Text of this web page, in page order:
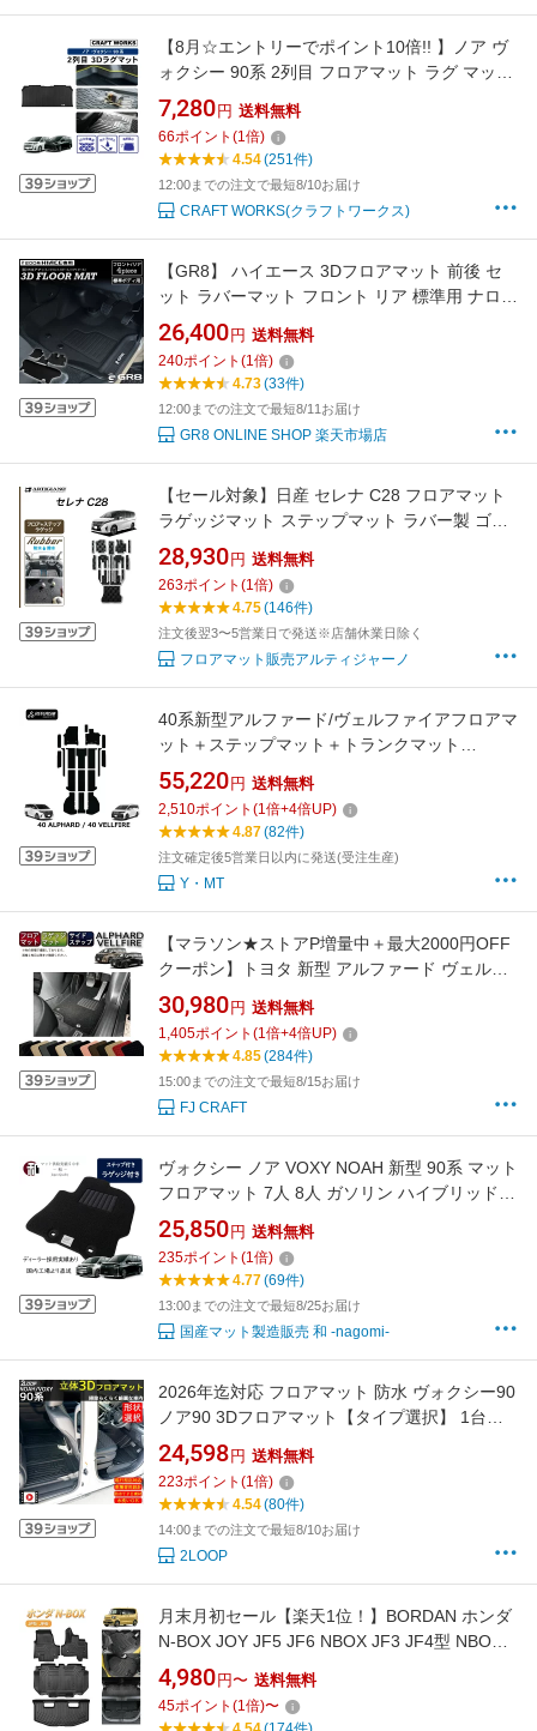
【8月☆エントリーでポイント10倍!! 】ノア ヴ
ォクシー 90系 2列目 フロアマット ラグ マット
2列目 フロア ラゲッジ マット 3D 新型 防水 汚
れ 防止 傷 90 キズ カスタム アクセサリー トヨ
タ TOYOTA NOAH VOXY ヴォクシー
7,280 円 送料無料
66ポイント (1倍)
4.54(251件)
12:00までの注文で最短8/10お届け
CRAFT WORKS(クラフトワークス)
【GR8】 ハイエース 3Dフロアマット 前後 セ
ット ラバーマット フロント リア 標準用 ナロー
専用設計 立体構造 水で丸洗いOK 簡単取付 カ
スタム パーツ 防汚 レジャー スーパーGL ダー
クプライム 新型 9型 装着可能
26,400 円 送料無料
240ポイント (1倍)
4.73(33件)
12:00までの注文で最短8/11お届け
GR8 ONLINE SHOP 楽天市場店
【セール対象】日産 セレナ C28 フロアマット
ラゲッジマット ステップマット ラバー製 ゴム
防水 撥水 e power e 4orce ガソリン車 トラン
ク エントランス ゴム カーマット 車 eパワー カ
ー用品 内装パーツ カスタム 送料無料
28,930 円 送料無料
263ポイント (1倍)
4.75(146件)
注文後翌3〜5営業日で発送※店舗休業日除く
フロアマット販売アルティジャーノ
40系新型アルファード/ヴェルファイアフロアマ
ット＋ステップマット＋トランクマット
ASTERISMシリーズ（アステリズム）
55,220 円 送料無料
2,510ポイント (1倍+4倍UP)
4.87(82件)
注文確定後5営業日以内に発送(受注生産)
Y・MT
【マラソン★ストアP増量中＋最大2000円OFF
クーポン】トヨタ 新型 アルファード ヴェルフ
ァイア 40系 フロアマット ラゲッジマット サイ
ドステップマット （スタンダード） ゴム 防水
日本製 空気触媒加工
30,980 円 送料無料
1,405ポイント (1倍+4倍UP)
4.85(284件)
15:00までの注文で最短8/15お届け
FJ CRAFT
ヴォクシー ノア VOXY NOAH 新型 90系 マット
フロアマット 7人 8人 ガソリン ハイブリッド
対応 フルセット 一式 ステップマット ラゲッジ
付き ブラック 日本製 トヨタ 社外品 純正 スト
ッパー 全グレード対応 令和4年1月以降車に適
25,850 円 送料無料
235ポイント (1倍)
4.77(69件)
13:00までの注文で最短8/25お届け
国産マット製造販売 和 -nagomi-
2026年迄対応 フロアマット 防水 ヴォクシー90
ノア90 3Dフロアマット【タイプ選択】 1台分
ラゲッジマット 等選択 専用設計 愛車をガード
すぐ外せる すぐ水洗い 水拭きで いつでもクリ
ーンな車内に 送迎車 アウトドア お手入れ楽々
ウォータープルーフ 新型
24,598 円 送料無料
223ポイント (1倍)
4.54(80件)
14:00までの注文で最短8/10お届け
2LOOP
月末月初セール【楽天1位！】BORDAN ホンダ
N-BOX JOY JF5 JF6 NBOX JF3 JF4型 NBOX
フロアマット ラゲッジマット 荷室マット 3D ラ
バーマット セカンドラグマット 防水防汚 耐摩
擦 滑り防止 カーマット エヌボックス カスタム
4,980 円〜 送料無料
45ポイント (1倍)〜